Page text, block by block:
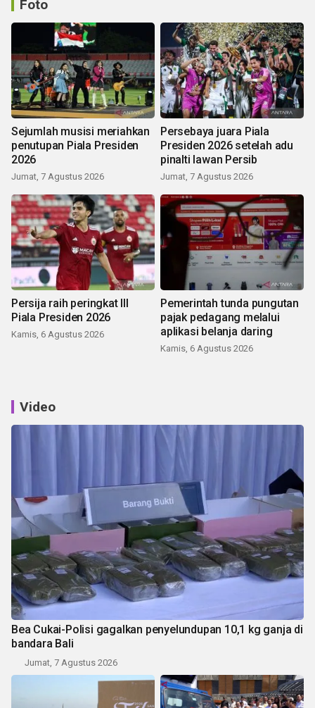
Foto
Sejumlah musisi meriahkan
penutupan Piala Presiden
2026
Jumat, 7 Agustus 2026
Persebaya juara Piala
Presiden 2026 setelah adu
pinalti lawan Persib
Jumat, 7 Agustus 2026
Persija raih peringkat III
Piala Presiden 2026
Kamis, 6 Agustus 2026
Pemerintah tunda pungutan
pajak pedagang melalui
aplikasi belanja daring
Kamis, 6 Agustus 2026
Video
Bea Cukai-Polisi gagalkan penyelundupan 10,1 kg ganja di
bandara Bali
Jumat, 7 Agustus 2026